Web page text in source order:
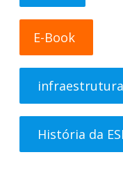
E-Book
infraestrutura
História da